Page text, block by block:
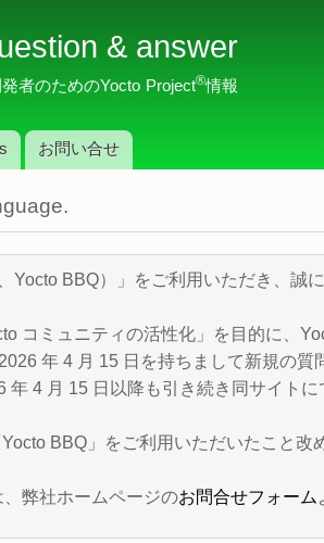
イ
コ
テ
ツ
に
移
動
& answer
者のためのYocto Project®情報
お問い合せ
BBQ）」をご利用いただき、誠
コミュニティの活性化」を目的に、
年 4 月 15 日を持ちまして新規の質
4 月 15 日以降も引き続き同サイトに
BBQ」をご利用いただいたこと改
弊社ホームページのお問合せフォーム